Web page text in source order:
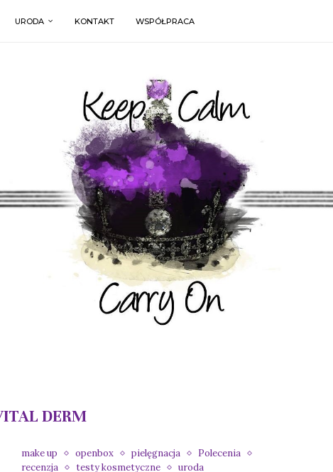
URODA KONTAKT WSPÓŁPRACA
DERM
make up openbox pielęgnacja
Polecenia
recenzja
testy kosmetyczne uroda